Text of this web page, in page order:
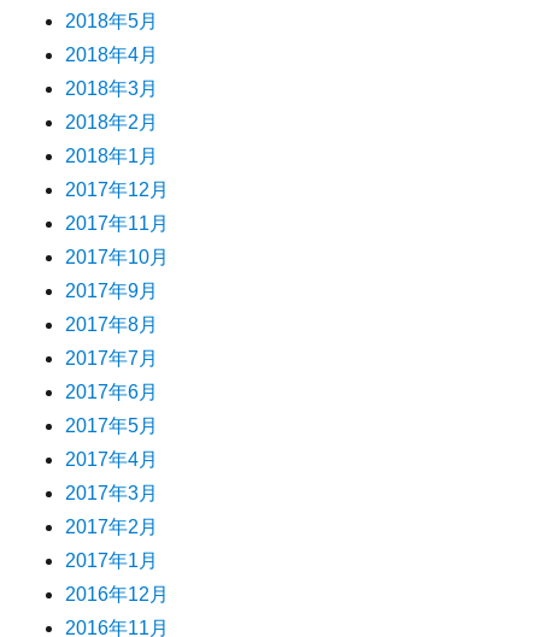
2018年5月
2018年4月
2018年3月
2018年2月
2018年1月
2017年12月
2017年11月
2017年10月
2017年9月
2017年8月
2017年7月
2017年6月
2017年5月
2017年4月
2017年3月
2017年2月
2017年1月
2016年12月
2016年11月